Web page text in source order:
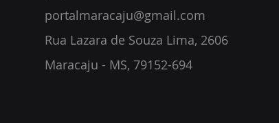
portalmaracaju@gmail.com
Rua Lazara de Souza Lima, 2606
Maracaju - MS, 79152-694